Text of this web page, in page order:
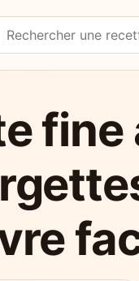
une recette
fine